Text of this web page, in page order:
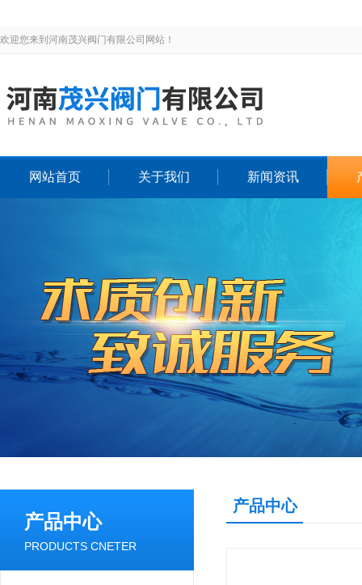
欢迎您来到河南茂兴阀门有限公司网站！
网站首页 关于我们 新闻资讯
产品中心
PRODUCTS CNETER
产品中心